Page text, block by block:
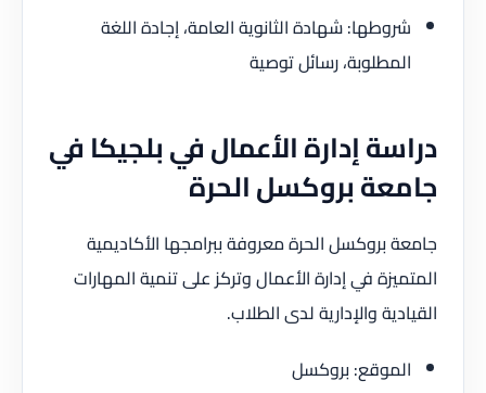
شروطها: شهادة الثانوية العامة، إجادة اللغة
المطلوبة، رسائل توصية
دراسة إدارة الأعمال في بلجيكا في
جامعة بروكسل الحرة
جامعة بروكسل الحرة معروفة ببرامجها الأكاديمية
المتميزة في إدارة الأعمال وتركز على تنمية المهارات
القيادية والإدارية لدى الطلاب.
الموقع: بروكسل